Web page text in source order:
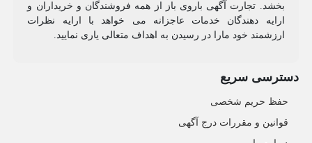
بخشد. تجارت آگهی باروی باز از همه فروشندگان و خریداران و
ارایه دهندگان خدمات عاجزانه می خواهد با ارایه نظرات
ارزشمند خود مارا در رسیدن به اهداف متعالی یاری نمایید.
دسترسی سریع
حفظ حریم شخصی
قوانین و مقررات درج آگهی